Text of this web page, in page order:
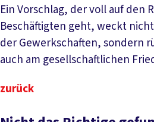
Ein Vorschlag, der voll auf den
Beschäftigten geht, weckt
der Gewerkschaften, sondern
auch am gesellschaftlichen
zurück